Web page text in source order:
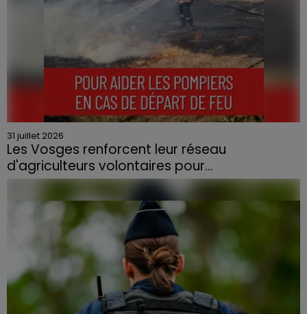
31 juillet 2026
Les Vosges renforcent leur réseau
d'agriculteurs volontaires pour...
Face à la sécheresse et aux risques de départs de feu,
la Chambre d'agriculture des Vosges a lancé un appel
aux agriculteurs volontaires pour venir en aide...